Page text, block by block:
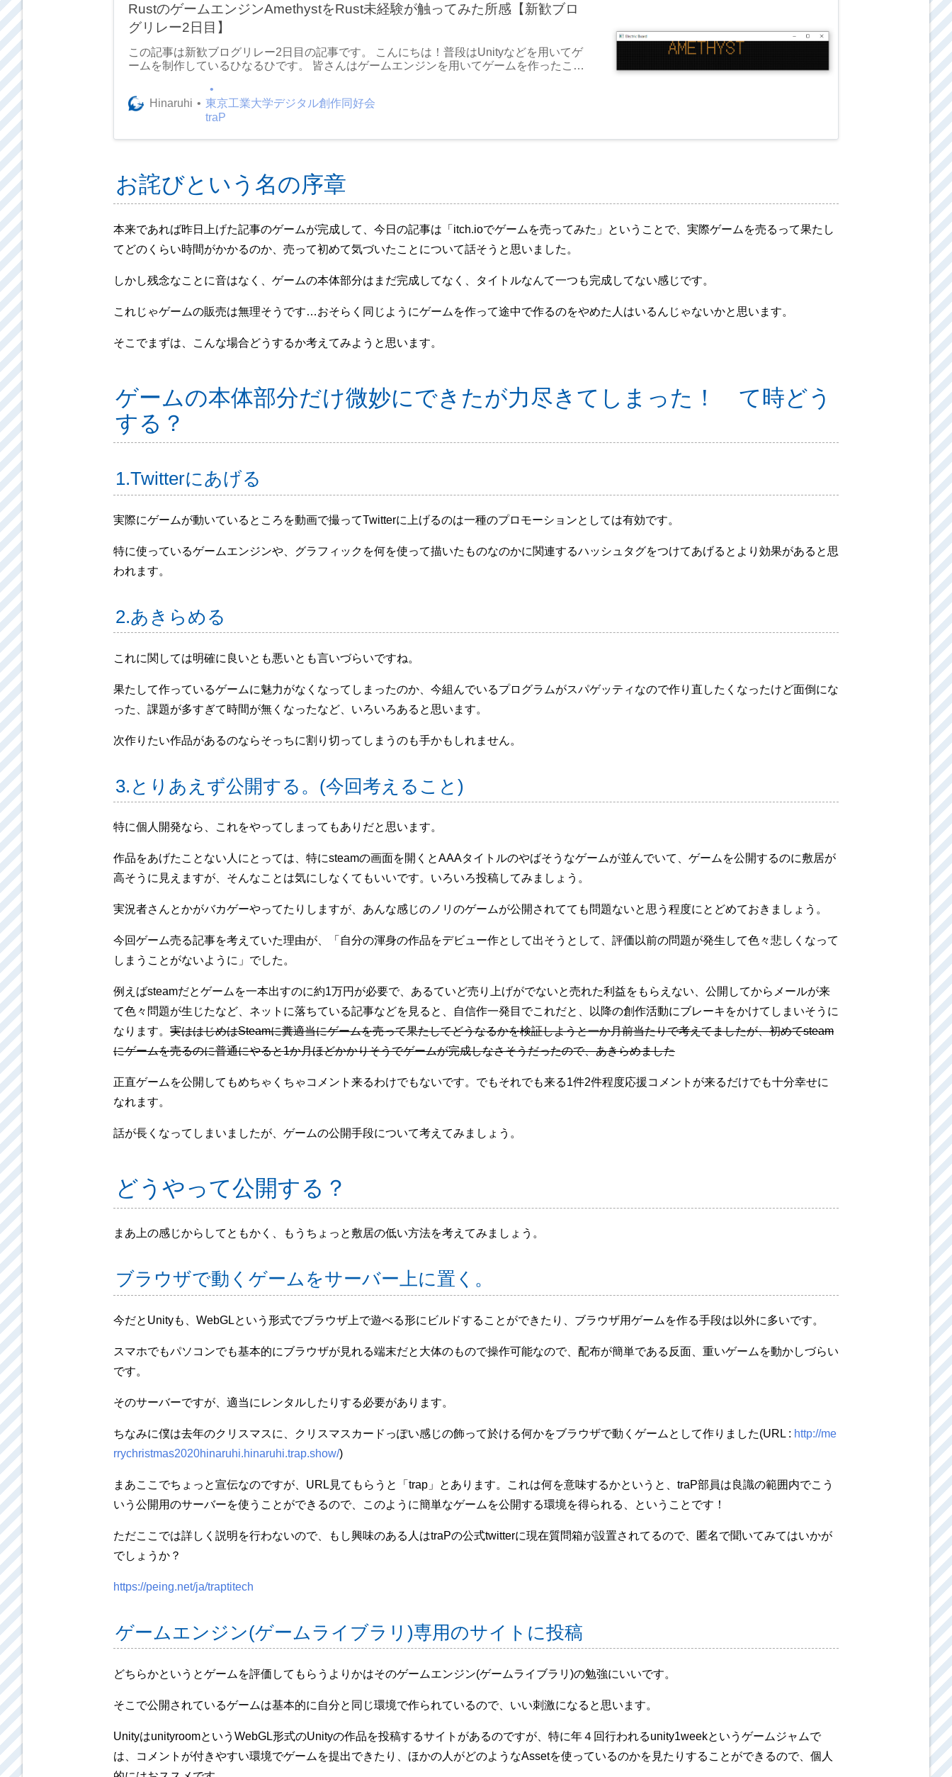
RustのゲームエンジンAmethystをRust未経験が触ってみた所感【新歓ブロ
グリレー2日目】
この記事は新歓ブログリレー2日目の記事です。 こんにちは！普段はUnityなどを用いてゲ
ームを制作しているひなるひです。 皆さんはゲームエンジンを用いてゲームを作ったこと
う人は結構いるとは思うのですが、「ゲームエンジン(もしくはゲーム用のライブラリ)使
ったことないけどゲーム作ったことあるよ!」っていう人は少ないと思うんですね。 ただ
このままだと、例えばUnityだとC#、UnrealEngineだとC++、あとはSwiftとかJavaScrip
Hinaruhi
東京工業大学デジタル創作同好会
traP
お詫びという名の序章
本来であれば昨日上げた記事のゲームが完成して、今日の記事は「itch.ioでゲームを売ってみた」ということで、実際ゲームを売るって果たし
てどのくらい時間がかかるのか、売って初めて気づいたことについて話そうと思いました。
しかし残念なことに音はなく、ゲームの本体部分はまだ完成してなく、タイトルなんて一つも完成してない感じです。
これじゃゲームの販売は無理そうです…おそらく同じようにゲームを作って途中で作るのをやめた人はいるんじゃないかと思います。
そこでまずは、こんな場合どうするか考えてみようと思います。
ゲームの本体部分だけ微妙にできたが力尽きてしまった！ て時どう
する？
1.Twitterにあげる
実際にゲームが動いているところを動画で撮ってTwitterに上げるのは一種のプロモーションとしては有効です。
特に使っているゲームエンジンや、グラフィックを何を使って描いたものなのかに関連するハッシュタグをつけてあげるとより効果があると思
われます。
2.あきらめる
これに関しては明確に良いとも悪いとも言いづらいですね。
果たして作っているゲームに魅力がなくなってしまったのか、今組んでいるプログラムがスパゲッティなので作り直したくなったけど面倒にな
った、課題が多すぎて時間が無くなったなど、いろいろあると思います。
次作りたい作品があるのならそっちに割り切ってしまうのも手かもしれません。
3.とりあえず公開する。(今回考えること)
特に個人開発なら、これをやってしまってもありだと思います。
作品をあげたことない人にとっては、特にsteamの画面を開くとAAAタイトルのやばそうなゲームが並んでいて、ゲームを公開するのに敷居が
高そうに見えますが、そんなことは気にしなくてもいいです。いろいろ投稿してみましょう。
実況者さんとかがバカゲーやってたりしますが、あんな感じのノリのゲームが公開されてても問題ないと思う程度にとどめておきましょう。
今回ゲーム売る記事を考えていた理由が、「自分の渾身の作品をデビュー作として出そうとして、評価以前の問題が発生して色々悲しくなって
しまうことがないように」でした。
例えばsteamだとゲームを一本出すのに約1万円が必要で、あるていど売り上げがでないと売れた利益をもらえない、公開してからメールが来
て色々問題が生じたなど、ネットに落ちている記事などを見ると、自信作一発目でこれだと、以降の創作活動にブレーキをかけてしまいそうに
なります。 実ははじめはSteamに糞適当にゲームを売って果たしてどうなるかを検証しようと一か月前当たりで考えてましたが、初めてsteam
にゲームを売るのに普通にやると1か月ほどかかりそうでゲームが完成しなさそうだったので、あきらめました
正直ゲームを公開してもめちゃくちゃコメント来るわけでもないです。でもそれでも来る1件2件程度応援コメントが来るだけでも十分幸せに
なれます。
話が長くなってしまいましたが、ゲームの公開手段について考えてみましょう。
どうやって公開する？
まあ上の感じからしてともかく、もうちょっと敷居の低い方法を考えてみましょう。
ブラウザで動くゲームをサーバー上に置く。
今だとUnityも、WebGLという形式でブラウザ上で遊べる形にビルドすることができたり、ブラウザ用ゲームを作る手段は以外に多いです。
スマホでもパソコンでも基本的にブラウザが見れる端末だと大体のもので操作可能なので、配布が簡単である反面、重いゲームを動かしづらい
です。
そのサーバーですが、適当にレンタルしたりする必要があります。
ちなみに僕は去年のクリスマスに、クリスマスカードっぽい感じの飾って於ける何かをブラウザで動くゲームとして作りました(URL : http://me
rrychristmas2020hinaruhi.hinaruhi.trap.show/)
まあここでちょっと宣伝なのですが、URL見てもらうと「trap」とあります。これは何を意味するかというと、traP部員は良識の範囲内でこう
いう公開用のサーバーを使うことができるので、このように簡単なゲームを公開する環境を得られる、ということです！
ただここでは詳しく説明を行わないので、もし興味のある人はtraPの公式twitterに現在質問箱が設置されてるので、匿名で聞いてみてはいかが
でしょうか？
https://peing.net/ja/traptitech
ゲームエンジン(ゲームライブラリ)専用のサイトに投稿
どちらかというとゲームを評価してもらうよりかはそのゲームエンジン(ゲームライブラリ)の勉強にいいです。
そこで公開されているゲームは基本的に自分と同じ環境で作られているので、いい刺激になると思います。
UnityはunityroomというWebGL形式のUnityの作品を投稿するサイトがあるのですが、特に年４回行われるunity1weekというゲームジャムで
は、コメントが付きやすい環境でゲームを提出できたり、ほかの人がどのようなAssetを使っているのかを見たりすることができるので、個人